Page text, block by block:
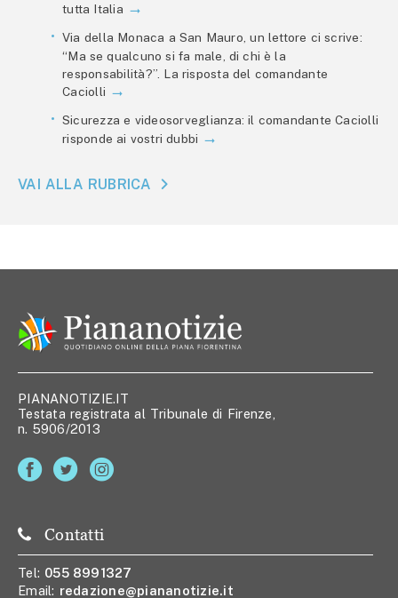
tutta Italia
Via della Monaca a San Mauro, un lettore ci scrive:
“Ma se qualcuno si fa male, di chi è la
responsabilità?”. La risposta del comandante
Caciolli
Sicurezza e videosorveglianza: il comandante Caciolli
risponde ai vostri dubbi
VAI ALLA RUBRICA
PIANANOTIZIE.IT
Testata registrata al Tribunale di Firenze,
n. 5906/2013
Contatti
Tel: 055 8991327
Email: redazione@piananotizie.it